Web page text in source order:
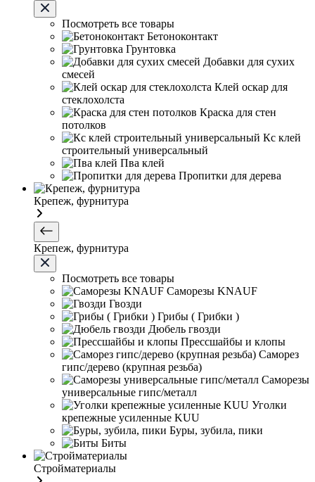
Посмотреть все товары
Бетоноконтакт
Грунтовка
Добавки для сухих
смесей
Клей оскар для
стеклохолста
Краска для стен
потолков
Кс клей
строительный универсальный
Пва клей
Пропитки для дерева
Крепеж, фурнитура
Крепеж, фурнитура
Посмотреть все товары
Саморезы KNAUF
Гвозди
Грибы ( Грибки )
Дюбель гвозди
Прессшайбы и клопы
Саморез
гипс/дерево (крупная резьба)
Саморезы
универсальные гипс/металл
Уголки
крепежные усиленные KUU
Буры, зубила, пики
Биты
Стройматериалы